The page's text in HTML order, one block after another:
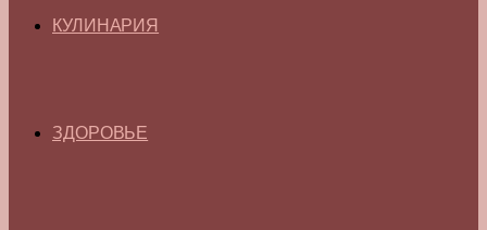
КУЛИНАРИЯ
ЗДОРОВЬЕ